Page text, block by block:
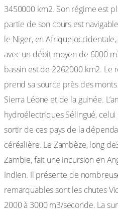
3450000 km2. Son régime est
partie de son cours est
le Niger, en Afrique
avec un débit moyen de 6000
bassin est de 2262000 km2. Le
prend sa source près des
Sierra Léone et de la guinée.
hydroélectriques Sélingué,
sortir de ces pays de la
céréalière. Le Zambèze, long
Zambie, fait une incursion en
Indien. Il présente de
remarquables sont les chutes
2000 à 3000 m3/seconde. La